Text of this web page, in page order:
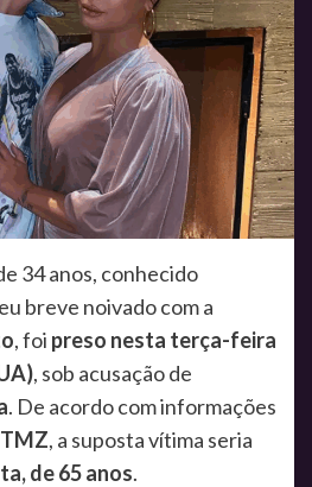
34 anos, conhecido
breve noivado com a
, foi preso nesta terça-feira
, sob acusação de
. De acordo com informações
TMZ, a suposta vítima seria
de 65 anos.